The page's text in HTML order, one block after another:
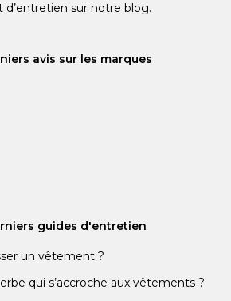
d’entretien sur notre blog.
avis sur les marques
guides d'entretien
un vêtement ?
qui s’accroche aux vêtements ?